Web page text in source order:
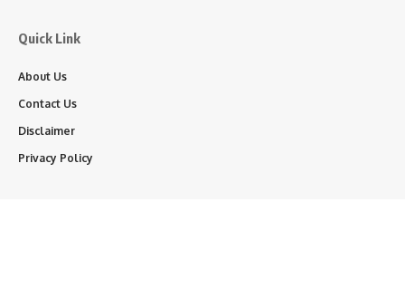
Quick Link
About Us
Contact Us
Disclaimer
Privacy Policy